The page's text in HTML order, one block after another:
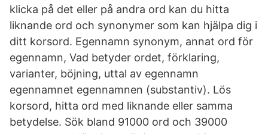
klicka på det eller på andra ord kan du hitta
liknande ord och synonymer som kan hjälpa dig i
ditt korsord. Egennamn synonym, annat ord för
egennamn, Vad betyder ordet, förklaring,
varianter, böjning, uttal av egennamn
egennamnet egennamnen (substantiv). Lös
korsord, hitta ord med liknande eller samma
betydelse. Sök bland 91000 ord och 39000